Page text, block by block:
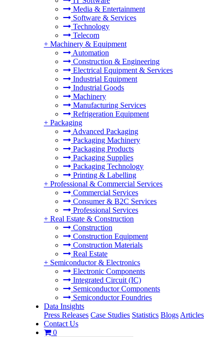
Media & Entertainment
Software & Services
Technology
Telecom
+ Machinery & Equipment
Automation
Construction & Engineering
Electrical Equipment & Services
Industrial Equipment
Industrial Goods
Machinery
Manufacturing Services
Refrigeration Equipment
+ Packaging
Advanced Packaging
Packaging Machinery
Packaging Products
Packaging Supplies
Packaging Technology
Printing & Labelling
+ Professional & Commercial Services
Commercial Services
Consumer & B2C Services
Professional Services
+ Real Estate & Construction
Construction
Construction Equipment
Construction Materials
Real Estate
+ Semiconductor & Electronics
Electronic Components
Integrated Circuit (IC)
Semiconductor Components
Semiconductor Foundries
Data Insights
Press Releases Case Studies Statistics Blogs Articles
Contact Us
0